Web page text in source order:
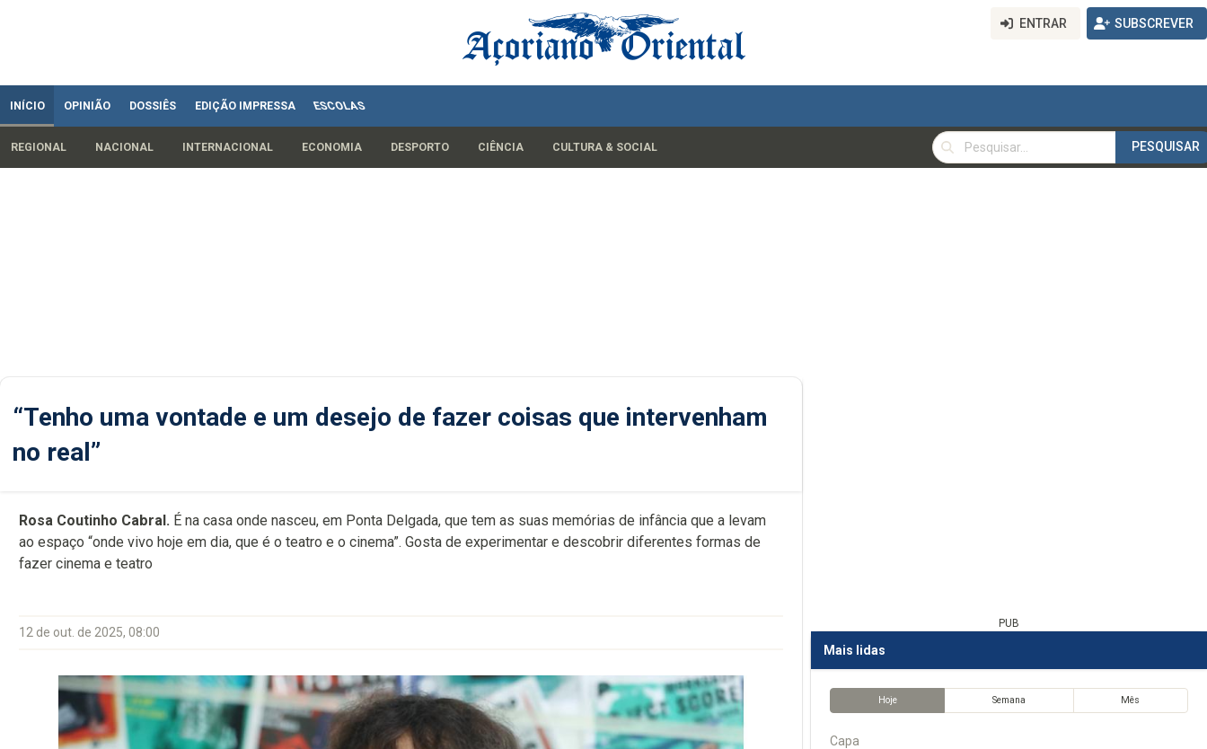
ENTRAR SUBSCREVER
INÍCIO OPINIÃO DOSSIÊS EDIÇÃO IMPRESSA ESCOLAS
REGIONAL NACIONAL INTERNACIONAL ECONOMIA DESPORTO CIÊNCIA CULTURA & SOCIAL
PESQUISAR
PESQUISAR
“Tenho uma vontade e um desejo de fazer coisas que intervenham
no real”
Rosa Coutinho Cabral. É na casa onde nasceu, em Ponta Delgada, que tem as suas memórias de infância que a levam
ao espaço “onde vivo hoje em dia, que é o teatro e o cinema”. Gosta de experimentar e descobrir diferentes formas de
fazer cinema e teatro
12 de out. de 2025, 08:00
PUB
Mais lidas
Hoje Semana Mês
Capa